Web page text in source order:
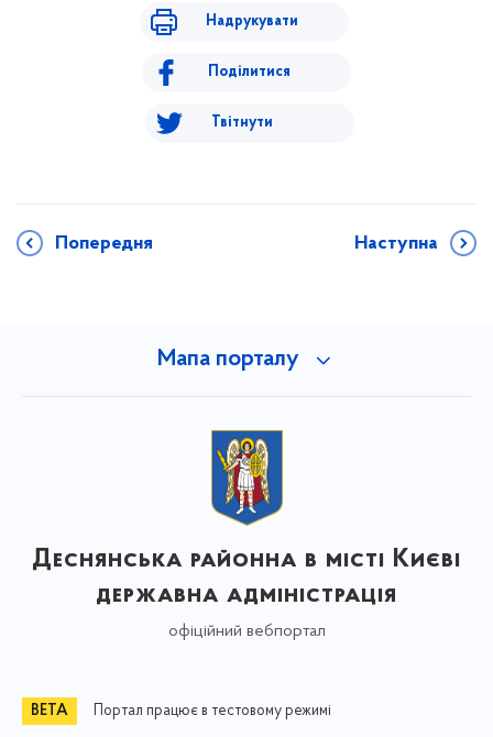
Надрукувати
Поділитися
Твітнути
Попередня Наступна
Мапа порталу
Деснянська районна в місті Києві
державна адміністрація
офіційний вебпортал
Портал працює в тестовому режимі